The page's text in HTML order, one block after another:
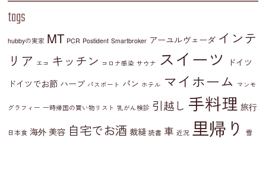
tags
hubbyの実家 MT PCR Postident Smartbroker アーユルヴェーダ インテ
リア エコ キッチン コロナ感染 サウナ スイーツ
ドイツ
ドイツでお節 ハーブ パスポート パン ホテル マイホーム マンモ
グラフィー 一時帰国の買い物リスト 乳がん検診 引越し 手料理 旅行
日本食 海外 美容 自宅でお酒 裁縫 読書 車 近況 里帰り 雪